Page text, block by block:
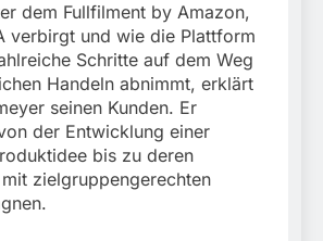
dem Fullfilment by Amazon,
verbirgt und wie die Plattform
Schritte auf dem Weg
Handeln abnimmt, erklärt
seinen Kunden. Er
der Entwicklung einer
bis zu deren
zielgruppengerechten